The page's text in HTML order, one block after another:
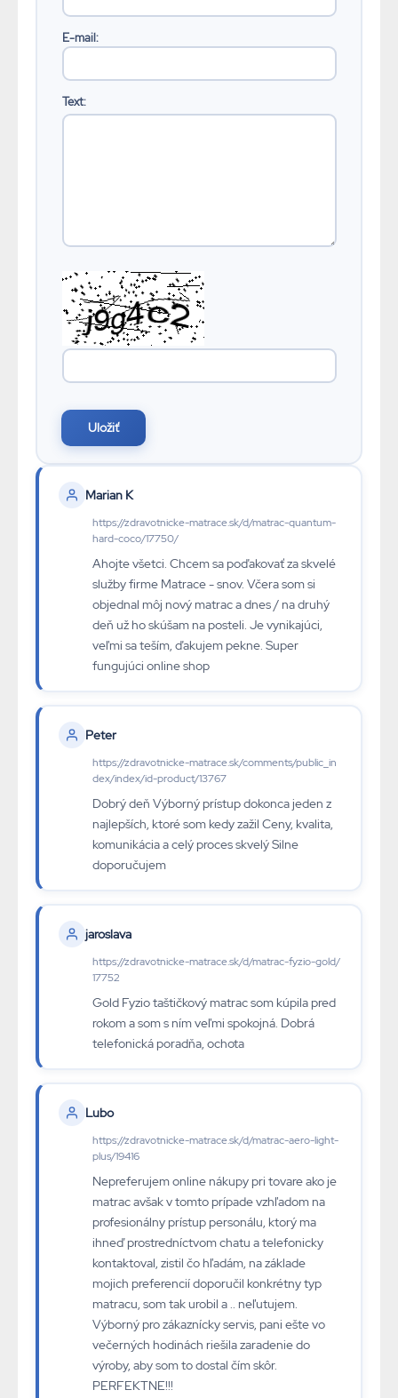
E-mail:
Text:
Marian K
https://zdravotnicke-matrace.sk/d/matrac-quantum-
hard-coco/17750/
Ahojte všetci. Chcem sa poďakovať za skvelé
služby firme Matrace - snov. Včera som si
objednal môj nový matrac a dnes / na druhý
deň už ho skúšam na posteli. Je vynikajúci,
veľmi sa teším, ďakujem pekne. Super
fungujúci online shop
Peter
https://zdravotnicke-matrace.sk/comments/public_in
dex/index/id-product/13767
Dobrý deň Výborný prístup dokonca jeden z
najlepších, ktoré som kedy zažil Ceny, kvalita,
komunikácia a celý proces skvelý Silne
doporučujem
jaroslava
https://zdravotnicke-matrace.sk/d/matrac-fyzio-gold/
17752
Gold Fyzio taštičkový matrac som kúpila pred
rokom a som s ním veľmi spokojná. Dobrá
telefonická poradňa, ochota
Lubo
https://zdravotnicke-matrace.sk/d/matrac-aero-light-
plus/19416
Nepreferujem online nákupy pri tovare ako je
matrac avšak v tomto prípade vzhľadom na
profesionálny prístup personálu, ktorý ma
ihneď prostredníctvom chatu a telefonicky
kontaktoval, zistil čo hľadám, na základe
mojich preferencií doporučil konkrétny typ
matracu, som tak urobil a .. neľutujem.
Výborný pro zákaznícky servis, pani ešte vo
večerných hodinách riešila zaradenie do
výroby, aby som to dostal čím skôr.
PERFEKTNE!!!